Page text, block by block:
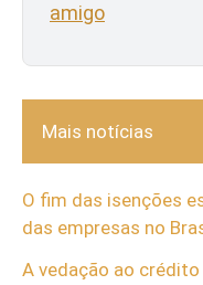
amigo
Mais notícias
O fim das isenções
das empresas no
A vedação ao